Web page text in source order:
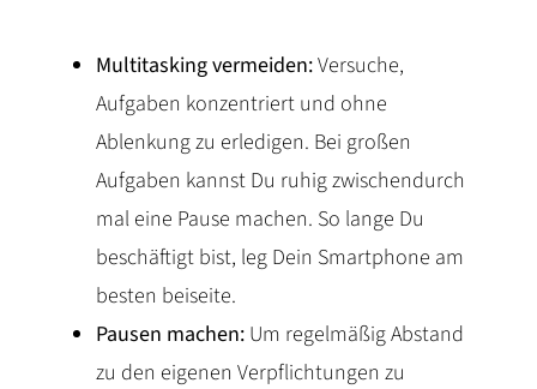
Multitasking vermeiden:Versuche,
Aufgaben konzentriert und ohne
Ablenkung zu erledigen. Bei großen
Aufgaben kannst Du ruhig zwischendurch
mal eine Pause machen. So lange Du
beschäftigt bist, leg Dein Smartphone am
besten beiseite.
Pausen machen: Um regelmäßig Abstand
zu den eigenen Verpflichtungen zu